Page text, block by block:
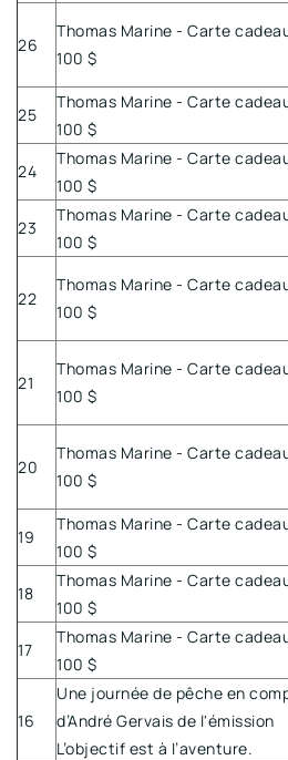
26
Thomas Marine - Carte
100 $
25
Thomas Marine - Carte
100 $
24
Thomas Marine - Carte
100 $
23
Thomas Marine - Carte
100 $
22
Thomas Marine - Carte
100 $
21
Thomas Marine - Carte
100 $
20
Thomas Marine - Carte
100 $
19
Thomas Marine - Carte
100 $
18
Thomas Marine - Carte
100 $
17
Thomas Marine - Carte
100 $
16
Une journée de pêche en
d’André Gervais de l'émission
L’objectif est à l’aventure.